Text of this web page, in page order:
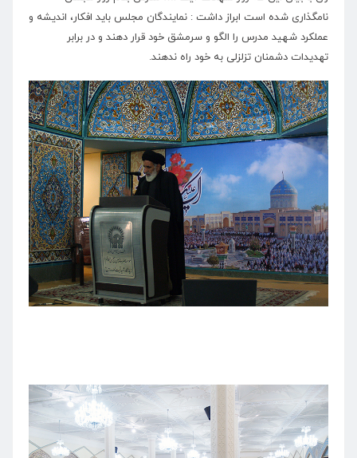
نامگذاری شده است ابراز داشت : نمایندگان مجلس باید افکار، اندیشه و
عملکرد شهید مدرس را الگو و سرمشق خود قرار دهند و در برابر
تهدیدات دشمنان تزلزلی به خود راه ندهند.